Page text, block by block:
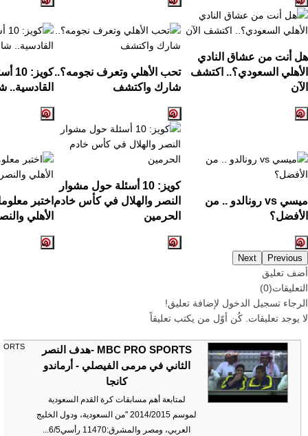
هل أنت من عشاق النادي
الأهلي السعودي؟.. اكتشف
الآن
تحب الأهلي وتعرف نجومه؟..
شارك واكتشف
القادسية..
ميسي vs رونالدو .. من
الأفضل؟
كويز: 10 أسئلة حول مشوار
النصر والهلال في كأس خادم
الحرمين
اختبر
الأهلي
Previous
Next
أضف تعليق
التعليقات(
0
)
الرجاء تسجيل الدخول لإضافة تعليق!
لا يوجد تعليقات. كُن أوّل من يكتب تعليقاً
MBC PRO SPORTS -هدف النصر
الثاني في مرمى الفيصلي - أرماندو
كانجا
لمتابعة أهم مسابقات كرة القدم السعودية
لموسم 2014/2015 "من السعودية، ودول الخليج
العربي، ومصر والمشرق:11470 رأسي6/5...